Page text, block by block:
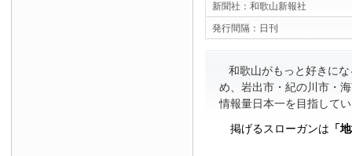
新聞社： 和歌山新報社
発行間隔： 日刊
和歌山がもっと好きに
め、岩出市・紀の川市・
情報量日本一を目指して
掲げるスローガンは 「